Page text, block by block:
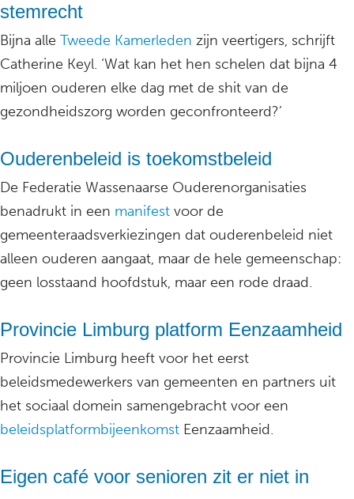
stemrecht
Bijna alle Tweede Kamerleden zijn veertigers, schrijft
Catherine Keyl. ‘Wat kan het hen schelen dat bijna 4
miljoen ouderen elke dag met de shit van de
gezondheidszorg worden geconfronteerd?’
Ouderenbeleid is toekomstbeleid
De Federatie Wassenaarse Ouderenorganisaties
benadrukt in een manifest voor de
gemeenteraadsverkiezingen dat ouderenbeleid niet
alleen ouderen aangaat, maar de hele gemeenschap:
geen losstaand hoofdstuk, maar een rode draad.
Provincie Limburg platform Eenzaamheid
Provincie Limburg heeft voor het eerst
beleidsmedewerkers van gemeenten en partners uit
het sociaal domein samengebracht voor een
beleidsplatformbijeenkomst Eenzaamheid.
Eigen café voor senioren zit er niet in